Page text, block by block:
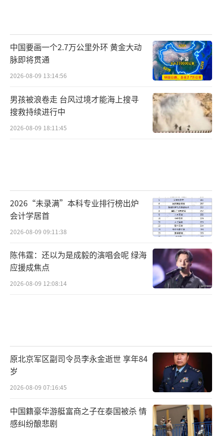
中国要画一个2.7万公里外环 黄金大动
脉即将贯通
2026-08-09 13:14:56
男孩被浪卷走 台风过境才能海上搜寻
搜救持续进行中
2026-08-09 18:11:45
2026“未录满”本科专业排行榜出炉
会计学居首
2026-08-09 09:11:38
陈伟霆：还以为是成毅的演唱会呢 绿海
应援成焦点
2026-08-09 12:08:14
原北京军区副司令员李永金逝世 享年84
岁
2026-08-09 07:16:45
中国籍豪华游艇富商之子在泰国被杀 情
感纠纷酿悲剧